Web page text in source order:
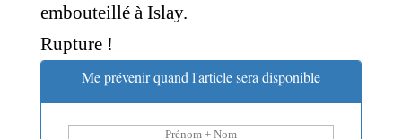
embouteillé à Islay.
Rupture !
Me prévenir quand l'article sera disponible